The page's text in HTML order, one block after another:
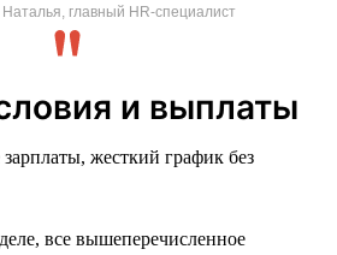
Наталья, главный HR-специалист
и выплаты
жесткий график без
все вышеперечисленное